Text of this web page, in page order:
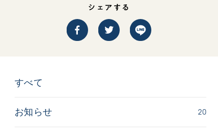
【被爆証言】「原爆の子」として生きた80年
広島県 早志百…
2026.08.06
シェアする
すべて
お知らせ 20